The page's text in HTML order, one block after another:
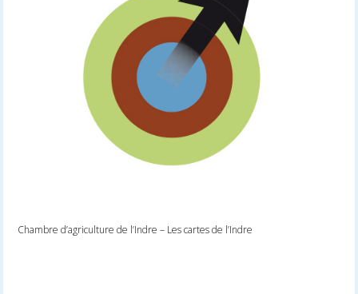
Chambre d’agriculture de l’Indre – Les cartes de l’Indre